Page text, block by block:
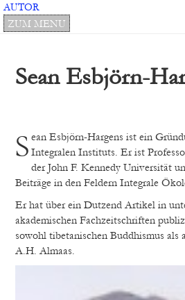
VERLAG:
BÜCHER
Belletristik
MANUSKRIPTE
REDAKTION
NEWSLETTER
PARALLAX
PUBLISHING
AGB
IMPRESSUM
KONTAKT
AUTOR
ZUM MENU
Sean Esbjörn-
Sean Esbjörn-Hargens ist ein Gründungsmitglied des Integralen Instituts. Er ist
der John F. Kennedy Universität
Beiträge in den Feldern Integrale
Er hat über ein Dutzend Artikel in
akademischen Fachzeitschriften
sowohl tibetanischen Buddhismus als
A.H. Almaas.